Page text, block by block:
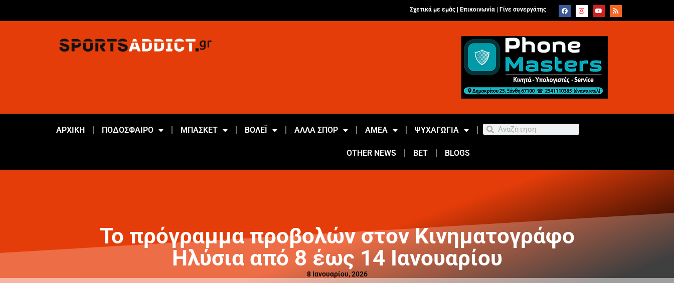
Σχετικά με εμάς | Επικοινωνία Γίνε συνεργάτης
ΑΡΧΙΚΗ ΠΟΔΟΣΦΑΙΡΟ ΜΠΑΣΚΕΤ ΒΟΛΕΪ ΑΛΛΑ ΣΠΟΡ ΑΜΕΑ ΨΥΧΑΓΩΓΙΑ
OTHER NEWS BET BLOGS
Το πρόγραμμα προβολών στον Κινηματογράφο
Ηλύσια από 8 έως 14 Ιανουαρίου
8 Ιανουαρίου, 2026